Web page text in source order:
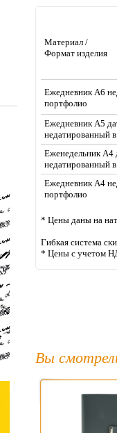
Материал /
Формат изделия
Ежедневник А6
портфолио
Ежедневник А5
недатированный
Еженедельник А4
недатированный
Ежедневник А4
портфолио
* Цены даны на
Гибкая система
* Цены с учетом
Вы